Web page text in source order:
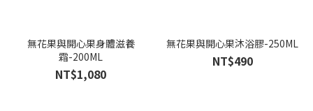
無花果與開心果身體滋養
霜-200ML
NT$1,080
無花果與開心果沐浴膠-250ML
NT$490